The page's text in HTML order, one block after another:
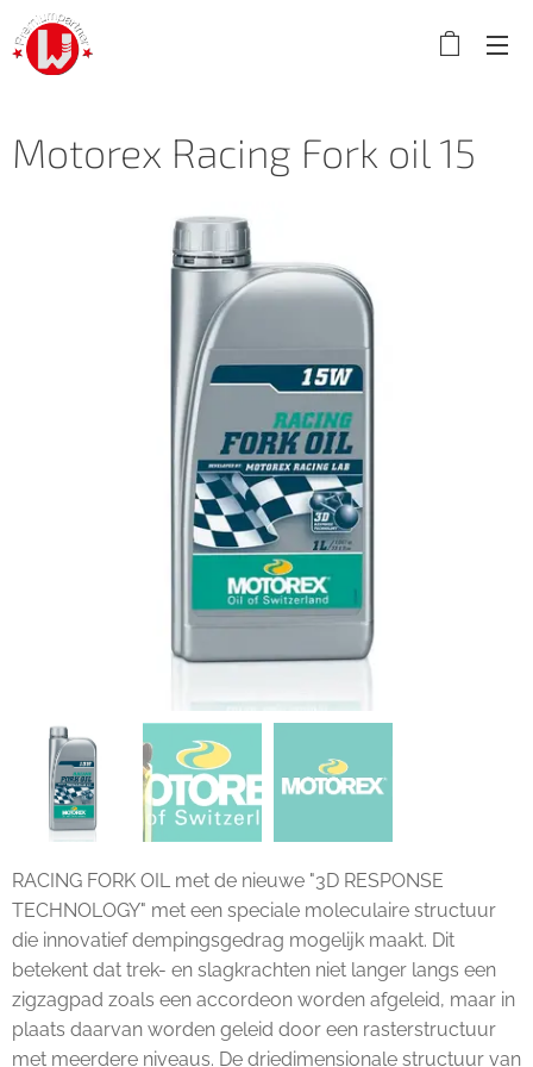
Motorex Racing Fork oil 15
RACING FORK OIL met de nieuwe "3D RESPONSE
TECHNOLOGY" met een speciale moleculaire structuur
die innovatief dempingsgedrag mogelijk maakt. Dit
betekent dat trek- en slagkrachten niet langer langs een
zigzagpad zoals een accordeon worden afgeleid, maar in
plaats daarvan worden geleid door een rasterstructuur
met meerdere niveaus. De driedimensionale structuur van